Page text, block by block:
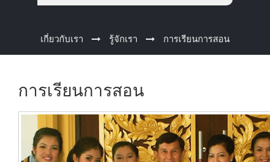
เกี่ยวกับเรา รู้จักเรา การเรียนการสอน
การเรียนการสอน